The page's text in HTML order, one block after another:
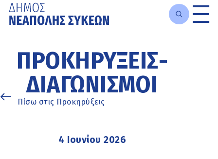
κυρίως
περιεχόμενο
ΠΡΟΚΗΡΎΞΕΙΣ-
ΔΙΑΓΩΝΙΣΜΟΊ
Πίσω στις Προκηρύξεις
4 Ιουνίου 2026